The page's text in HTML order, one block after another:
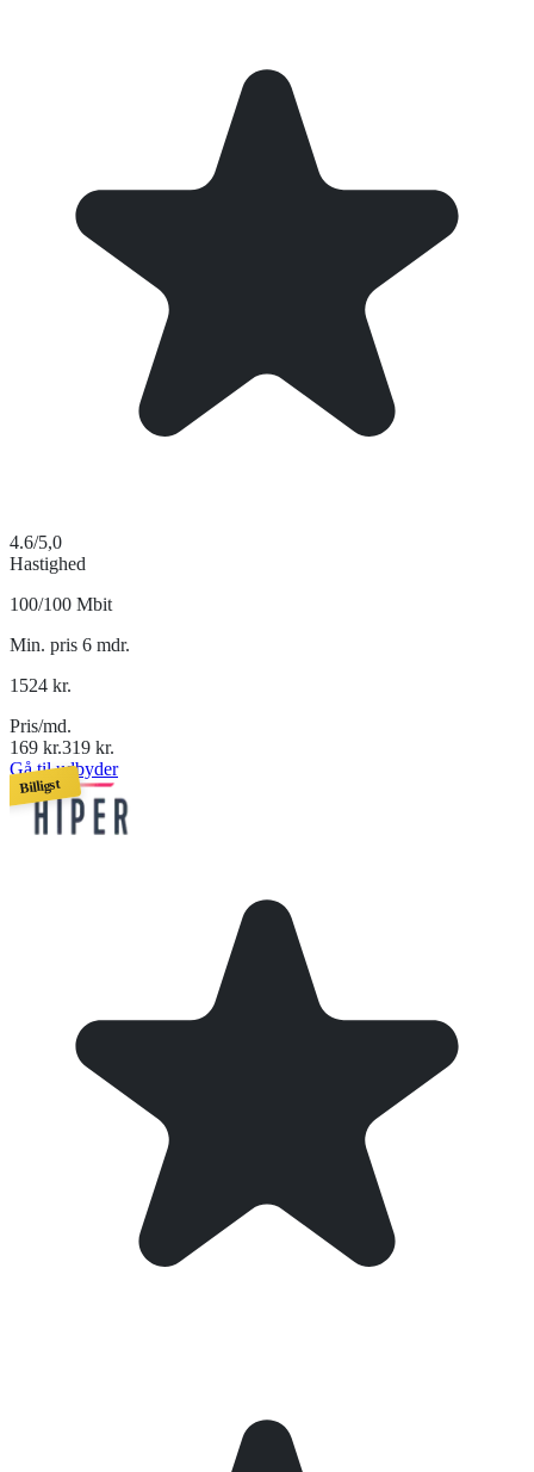
4.6/5,0
Hastighed
100/100 Mbit
Min. pris 6 mdr.
1524 kr.
Pris/md.
169 kr.319 kr.
Gå til udbyder
Billigst